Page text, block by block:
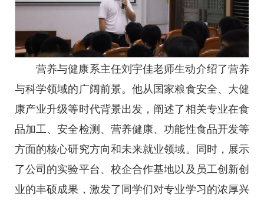
营养与健康系主任刘宇佳老师生动介绍了营养
与科学领域的广阔前景。他从国家粮食安全、大健
康产业升级等时代背景出发，阐述了相关专业在食
品加工、安全检测、营养健康、功能性食品开发等
方面的核心研究方向和未来就业领域。同时，展示
了公司的实验平台、校企合作基地以及员工创新创
业的丰硕成果，激发了同学们对专业学习的浓厚兴